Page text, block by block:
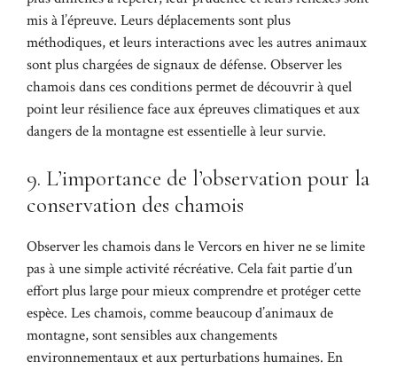
mis à l’épreuve. Leurs déplacements sont plus
méthodiques, et leurs interactions avec les autres animaux
sont plus chargées de signaux de défense. Observer les
chamois dans ces conditions permet de découvrir à quel
point leur résilience face aux épreuves climatiques et aux
dangers de la montagne est essentielle à leur survie.
9. L’importance de l’observation pour la
conservation des chamois
Observer les chamois dans le Vercors en hiver ne se limite
pas à une simple activité récréative. Cela fait partie d’un
effort plus large pour mieux comprendre et protéger cette
espèce. Les chamois, comme beaucoup d’animaux de
montagne, sont sensibles aux changements
environnementaux et aux perturbations humaines. En